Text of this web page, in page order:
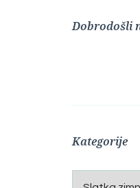
Dobrodošli
Kategorije
Kategorije